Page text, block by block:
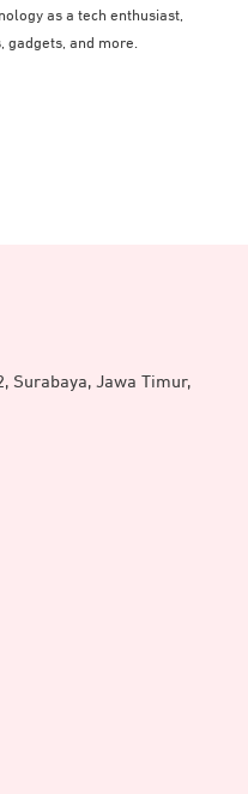
as a tech enthusiast,
gadgets, and more.
Surabaya, Jawa Timur,